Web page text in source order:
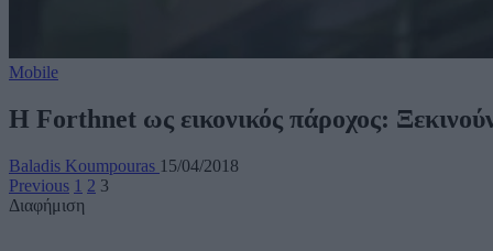
Mobile
Η Forthnet ως εικονικός πάροχος:
Baladis Koumpouras 15/04/2018
Previous 1 2 3
Διαφήμιση